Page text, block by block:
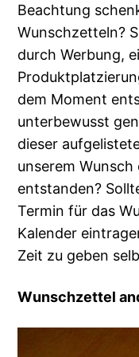
Beachtung
Wunschzetteln?
durch Werbung,
dem Moment
unterbewusst
dieser
unserem
entstanden?
Termin für das
Kalender
Zeit zu geben
Wunschzettel